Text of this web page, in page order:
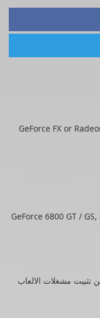
- GeForce FX or
- GeForce 6800 GT /
تثبيت مشغلات الالعاب